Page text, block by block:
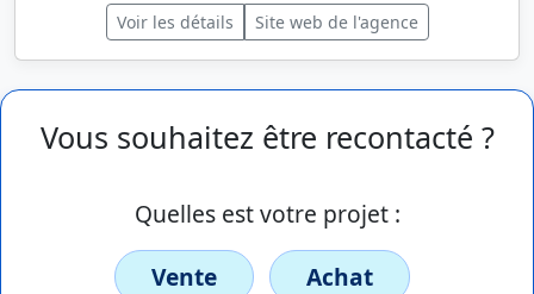
Voir les détails Site web de l'agence
Vous souhaitez être recontacté ?
Quelles est votre projet :
Vente
Achat